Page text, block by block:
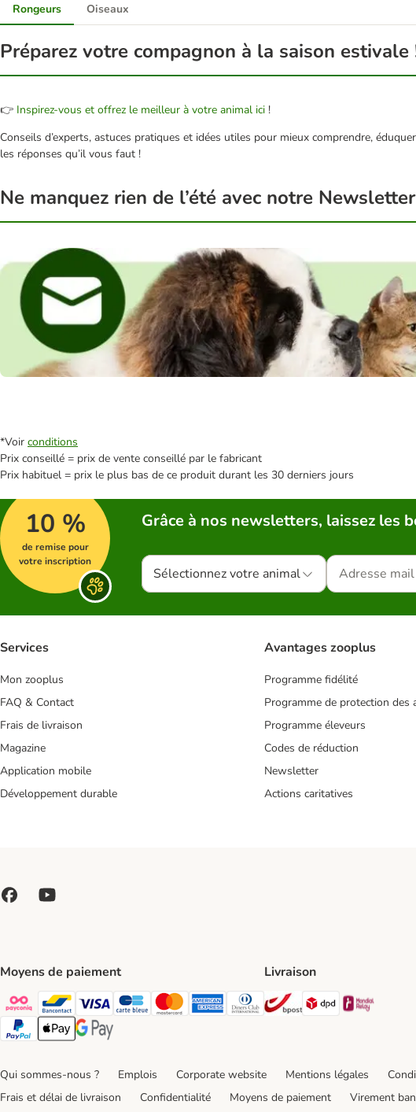
Rongeurs Oiseaux
Préparez votre compagnon à la saison estivale
👉 Inspirez‑vous et offrez le meilleur à votre animal ici !
Conseils d’experts, astuces pratiques et idées utiles pour mieux comprendre,
les réponses qu’il vous faut !
Ne manquez rien de l’été avec notre Newsletter
*Voir conditions
Prix conseillé = prix de vente conseillé par le fabricant
Prix habituel = prix le plus bas de ce produit durant les 30 derniers jours
10 %
de remise pour
votre inscription
Grâce à nos newsletters, laissez les
Sélectionnez votre animal
Services
Mon zooplus
FAQ & Contact
Frais de livraison
Magazine
Application mobile
Développement durable
Avantages zooplus
Programme fidélité
Programme de protection des
Programme éleveurs
Codes de réduction
Newsletter
Actions caritatives
Moyens de paiement
Payconiq Payment Method
bancontact Payment Method
Visa Payment Method
carte bleue Payment Method
Master card Payment Method
American express Payment Method
Diners club Payment Method
Paypal Payment Method
Apple Pay Payment Method
Google Pay Payment Method
Livraison
Bpost Shipping Method
DPD Shipping
Qui sommes-nous ? Emplois Corporate website Mentions légales
Frais et délai de livraison
Confidentialité Moyens de paiement Virement